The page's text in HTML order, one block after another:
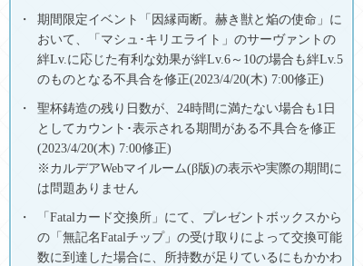
期間限定イベント「因縁両断。赫き獣と焔の使命」に
おいて、「マシュ･キリエライト」のサーヴァントの
絆Lv.に応じた有利な効果が絆Lv.6～10の場合も絆Lv.5
のものとなる不具合を修正(2023/4/20(木) 7:00修正)
聖杯鋳造の残り日数が、24時間に満たない場合も1日
としてカウント･表示される期間がある不具合を修正
(2023/4/20(木) 7:00修正)
※カルデアWebマイルーム(β版)の表示や実際の期間に
は問題ありません
「Fatalカード交換所」にて、プレゼントボックスから
の「無記名Fatalチップ」の受け取りによって交換可能
数に到達した場合に、所持数が足りているにもかかわ